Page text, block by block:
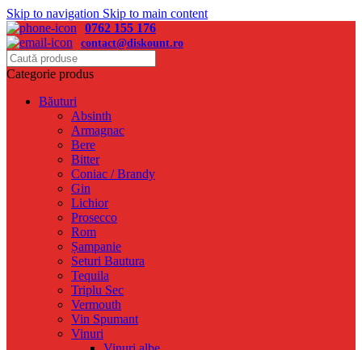
Skip to navigation Skip to main content
0762 155 176
contact@diskount.ro
Categorie produs
Băuturi
Absinth
Armagnac
Bere
Bitter
Coniac / Brandy
Gin
Lichior
Prosecco
Rom
Șampanie
Seturi Bautura
Tequila
Triplu Sec
Vermouth
Vin Spumant
Vinuri